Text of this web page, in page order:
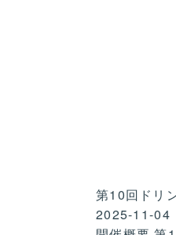
第10回ドリ
2025-11-04